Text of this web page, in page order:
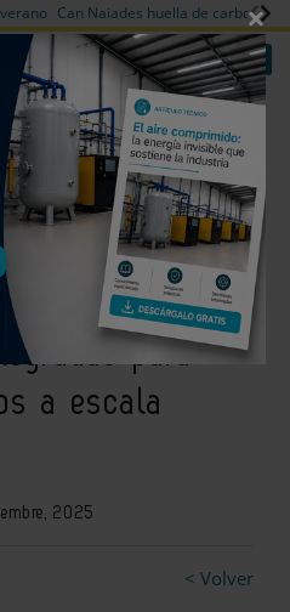
Can Naiades huella de carbono
Es noticia Login empresas Registro
Flex se alían
soluciones
para
a escala
2025
< Volver
×